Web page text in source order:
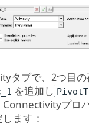
タブで、2つ目の
を追加し
Connectivityプロ
ます：